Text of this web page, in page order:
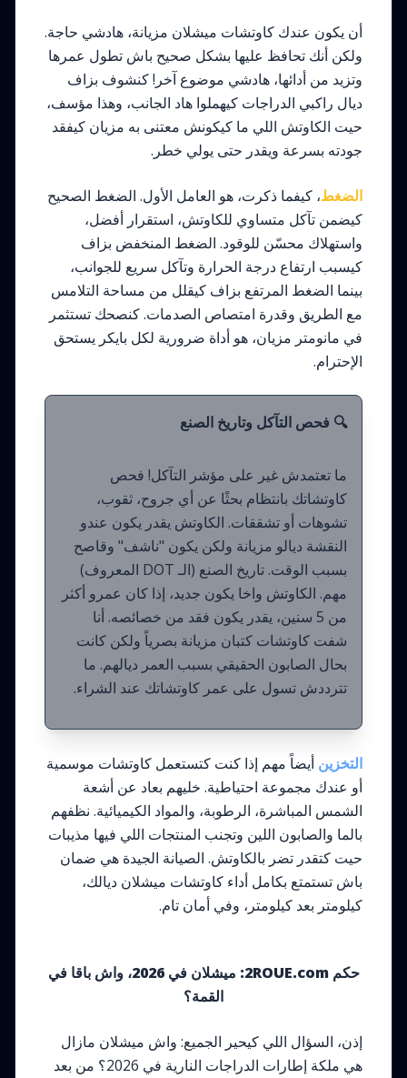
أن يكون عندك كاوتشات ميشلان مزيانة، هادشي حاجة.
ولكن أنك تحافظ عليها بشكل صحيح باش تطول عمرها
وتزيد من أدائها، هادشي موضوع آخر! كنشوف بزاف
ديال راكبي الدراجات كيهملوا هاد الجانب، وهذا مؤسف،
حيت الكاوتش اللي ما كيكونش معتنى به مزيان كيفقد
جودته بسرعة ويقدر حتى يولي خطر.
الضغط، كيفما ذكرت، هو العامل الأول. الضغط الصحيح
كيضمن تآكل متساوي للكاوتش، استقرار أفضل،
واستهلاك محسّن للوقود. الضغط المنخفض بزاف
كيسبب ارتفاع درجة الحرارة وتآكل سريع للجوانب،
بينما الضغط المرتفع بزاف كيقلل من مساحة التلامس
مع الطريق وقدرة امتصاص الصدمات. كنصحك تستثمر
في مانومتر مزيان، هو أداة ضرورية لكل بايكر يستحق
الإحترام.
🔍 فحص التآكل وتاريخ الصنع
ما تعتمدش غير على مؤشر التآكل! فحص
كاوتشاتك بانتظام بحثًا عن أي جروح، ثقوب،
تشوهات أو تشققات. الكاوتش يقدر يكون عندو
النقشة ديالو مزيانة ولكن يكون "ناشف" وقاصح
بسبب الوقت. تاريخ الصنع (الـ DOT المعروف)
مهم. الكاوتش واخا يكون جديد، إذا كان عمرو أكثر
من 5 سنين، يقدر يكون فقد من خصائصه. أنا
شفت كاوتشات كتبان مزيانة بصرياً ولكن كانت
بحال الصابون الحقيقي بسبب العمر ديالهم. ما
تترددش تسول على عمر كاوتشاتك عند الشراء.
التخزين أيضاً مهم إذا كنت كتستعمل كاوتشات موسمية
أو عندك مجموعة احتياطية. خليهم بعاد عن أشعة
الشمس المباشرة، الرطوبة، والمواد الكيميائية. نظفهم
بالما والصابون اللين وتجنب المنتجات اللي فيها مذيبات
حيت كتقدر تضر بالكاوتش. الصيانة الجيدة هي ضمان
باش تستمتع بكامل أداء كاوتشات ميشلان ديالك،
كيلومتر بعد كيلومتر، وفي أمان تام.
حكم 2ROUE.com: ميشلان في 2026، واش باقا في
القمة؟
إذن، السؤال اللي كيحير الجميع: واش ميشلان مازال
هي ملكة إطارات الدراجات النارية في 2026؟ من بعد